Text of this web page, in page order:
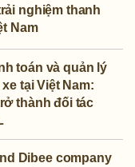
nghiệm thanh
Nam
toán và quản lý
tại Việt Nam:
thành đối tác
Dibee company